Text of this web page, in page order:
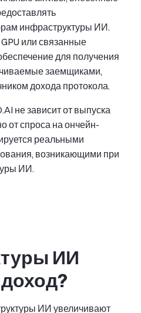
инфраструктуры ИИ.
или связанные
для получения
заемщиками,
дохода протокола.
не зависит от выпуска
от спроса на ончейн-
реальными
возникающими при
ИИ.
ИИ
ИИ увеличивают